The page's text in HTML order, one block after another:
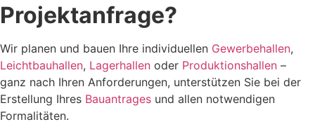
Projektanfrage?
Wir planen und bauen Ihre individuellen Gewerbehallen,
Leichtbauhallen, Lagerhallen oder Produktionshallen –
ganz nach Ihren Anforderungen, unterstützen Sie bei der
Erstellung Ihres Bauantrages und allen notwendigen
Formalitäten.